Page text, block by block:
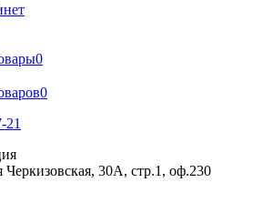
0
0
21
30А, стр.1, оф.230